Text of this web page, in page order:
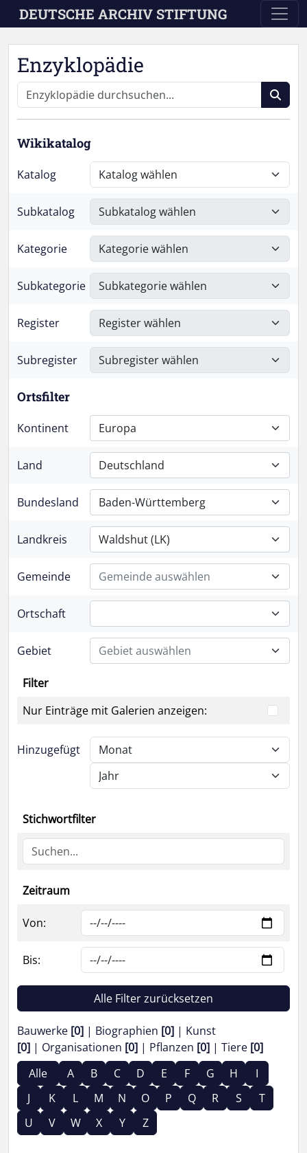
Skip to main content
DEUTSCHE ARCHIV STIFTUNG
Enzyklopädie
Wikikatalog
Katalog
Subkatalog
Kategorie
Subkategorie
Register
Subregister
Ortsfilter
Kontinent Europa
Land Deutschland
Bundesland Baden-Württemberg
Landkreis Waldshut (LK)
Gemeinde Gemeinde auswählen
Ortschaft
Gebiet Gebiet auswählen
Filter
Nur Einträge mit Galerien anzeigen:
Hinzugefügt
Stichwortfilter
Zeitraum
Von:
Bis:
Alle Filter zurücksetzen
Bauwerke [0] Biographien [0]
Kunst
[0]
Organisationen [0] Pflanzen [0] Tiere [0]
Alle
A B C D E F G H
I
J
K L M N O P Q R S
T
U
V W X Y Z